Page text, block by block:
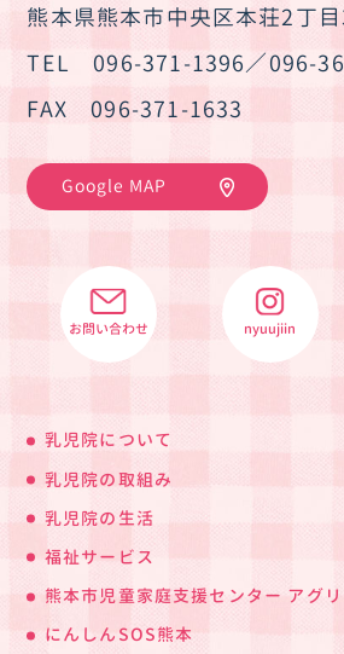
熊本県熊本市中央区本荘2丁
TEL 096-371-1396／096-
FAX 096-371-1633
Google MAP
お問い合わせ nyuujiin
乳児院について
熊本市児童家庭支援センター アグリ
乳児院の取組み
にんしんSOS熊本
乳児院の生活
福祉サービス